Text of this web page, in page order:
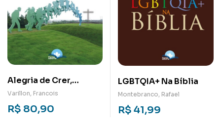
Alegria de Crer,
Alegria de Viver
Varillon, Francois
R$ 80,90
LGBTQIA+ Na Bíblia
Montebranco, Rafael
R$ 41,99